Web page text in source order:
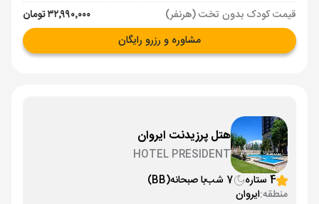
قیمت کودک بدون تخت (هرنفر)
۳۲٬۹۹۰٬۰۰۰ تومان
مشاوره و رزرو رایگان
هتل پرزیدنت ایروان
HOTEL PRESIDENT
4 ستاره
7 شب با صبحانه(BB)
منطقه:ایروان